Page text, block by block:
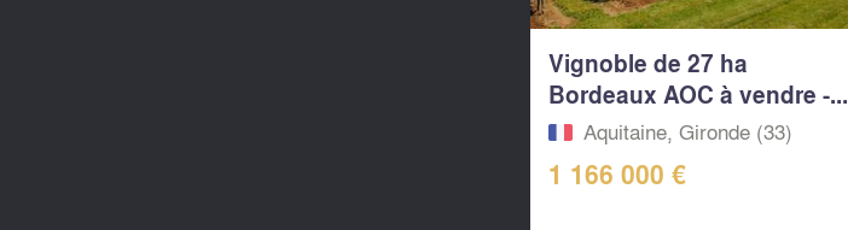
Vignoble de 27 ha
Bordeaux AOC à vendre -...
Aquitaine, Gironde (33)
1 166 000 €